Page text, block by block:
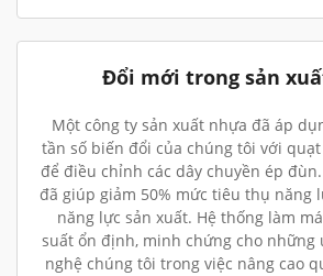
Đổi mới trong sản
Một công ty sản xuất nhựa đã áp
tần số biến đổi của chúng tôi với
để điều chỉnh các dây chuyền ép
đã giúp giảm 50% mức tiêu thụ năng
năng lực sản xuất. Hệ thống làm
suất ổn định, minh chứng cho những
nghệ chúng tôi trong việc nâng cao